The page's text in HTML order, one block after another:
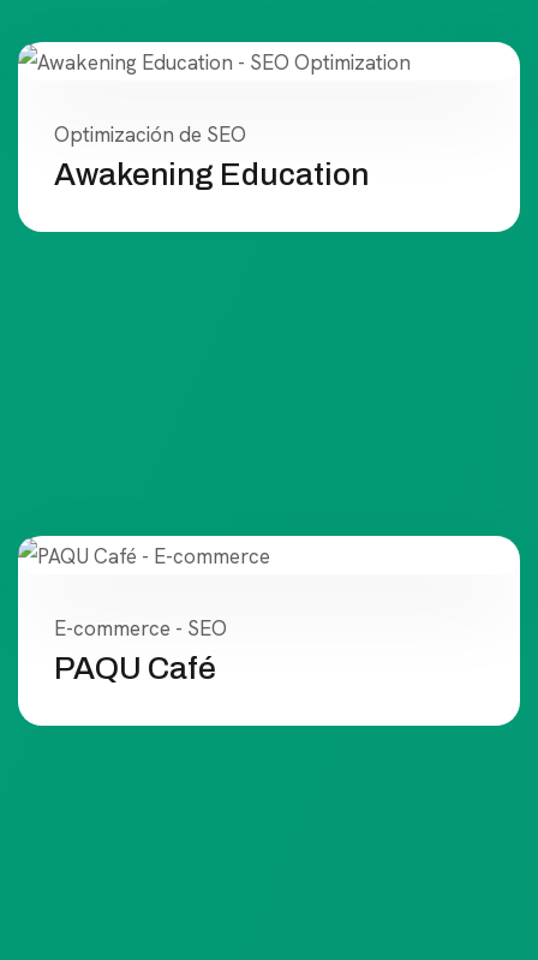
Optimización de SEO
Awakening Education
E-commerce - SEO
PAQU Café